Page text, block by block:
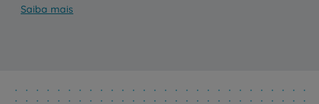
Saiba mais